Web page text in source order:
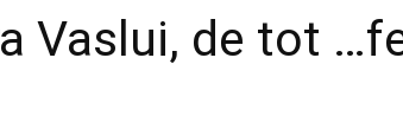
Vaslui, de tot